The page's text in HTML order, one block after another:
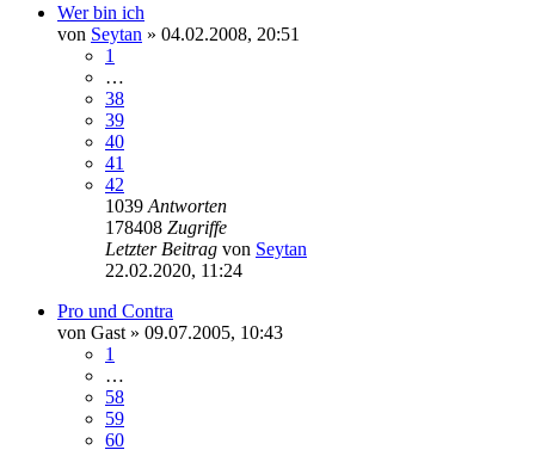
Wer bin ich
von Seytan » 04.02.2008, 20:51
1
…
38
39
40
41
42
1039 Antworten
178408 Zugriffe
Letzter Beitrag von Seytan
22.02.2020, 11:24
Pro und Contra
von Gast » 09.07.2005, 10:43
1
…
58
59
60